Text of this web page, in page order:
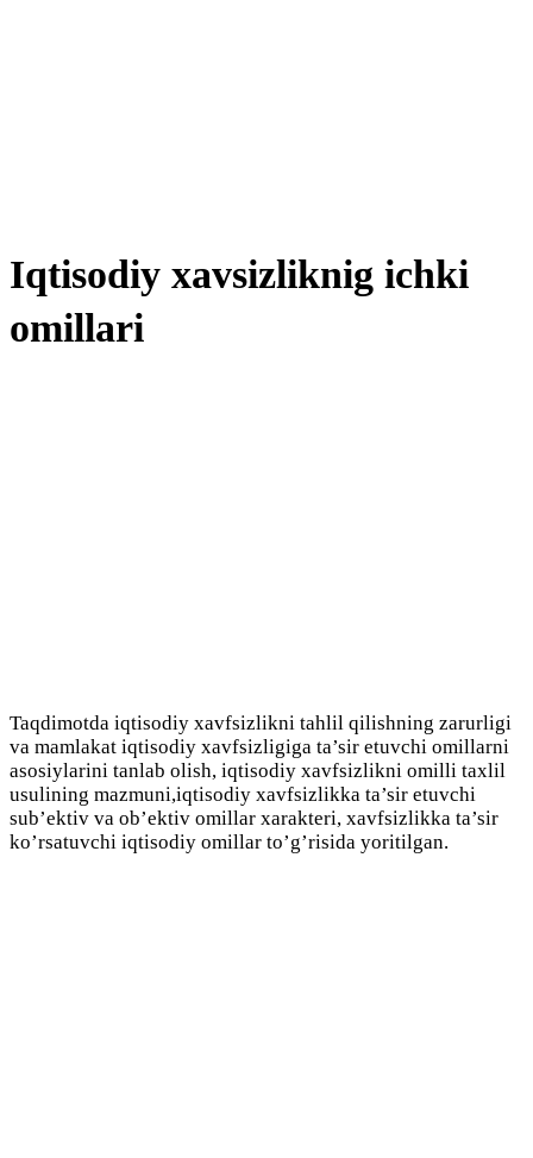
Iqtisodiy xavsizliknig ichki
omillari
Taqdimotda iqtisodiy xavfsizlikni tahlil qilishning zarurligi
va mamlakat iqtisodiy xavfsizligiga ta’sir etuvchi omillarni
asosiylarini tanlab olish, iqtisodiy xavfsizlikni omilli taxlil
usulining mazmuni,iqtisodiy xavfsizlikka ta’sir etuvchi
sub’ektiv va ob’ektiv omillar xarakteri, xavfsizlikka ta’sir
ko’rsatuvchi iqtisodiy omillar to’g’risida yoritilgan.